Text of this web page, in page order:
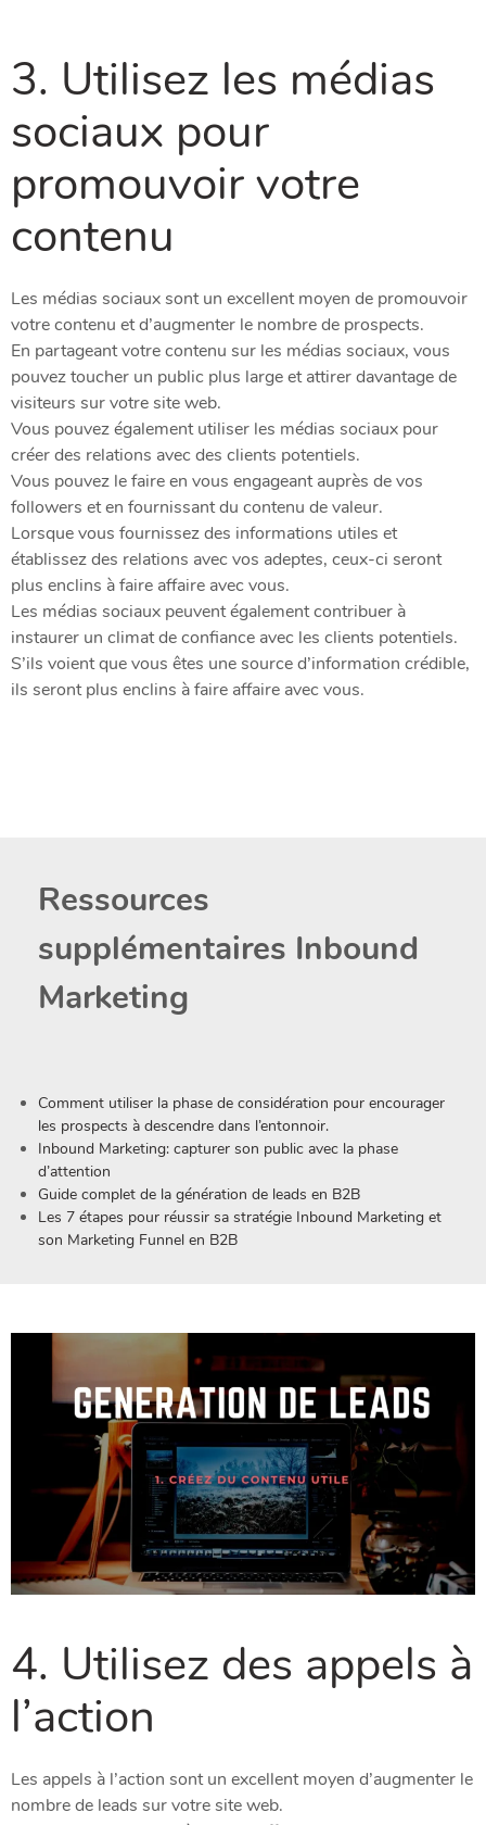
3. Utilisez les médias
sociaux pour
promouvoir votre
contenu
Les médias sociaux sont un excellent moyen de promouvoir
votre contenu et d’augmenter le nombre de prospects.
En partageant votre contenu sur les médias sociaux, vous
pouvez toucher un public plus large et attirer davantage de
visiteurs sur votre site web.
Vous pouvez également utiliser les médias sociaux pour
créer des relations avec des clients potentiels.
Vous pouvez le faire en vous engageant auprès de vos
followers et en fournissant du contenu de valeur.
Lorsque vous fournissez des informations utiles et
établissez des relations avec vos adeptes, ceux-ci seront
plus enclins à faire affaire avec vous.
Les médias sociaux peuvent également contribuer à
instaurer un climat de confiance avec les clients potentiels.
S’ils voient que vous êtes une source d’information crédible,
ils seront plus enclins à faire affaire avec vous.
Ressources
supplémentaires Inbound
Marketing
Comment utiliser la phase de considération pour encourager
les prospects à descendre dans l’entonnoir.
Inbound Marketing: capturer son public avec la phase
d’attention
Guide complet de la génération de leads en B2B
Les 7 étapes pour réussir sa stratégie Inbound Marketing et
son Marketing Funnel en B2B
4. Utilisez des appels à
l’action
Les appels à l’action sont un excellent moyen d’augmenter le
nombre de leads sur votre site web.